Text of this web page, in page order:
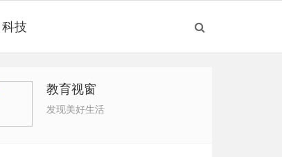
科技
教育视窗
发现美好生活